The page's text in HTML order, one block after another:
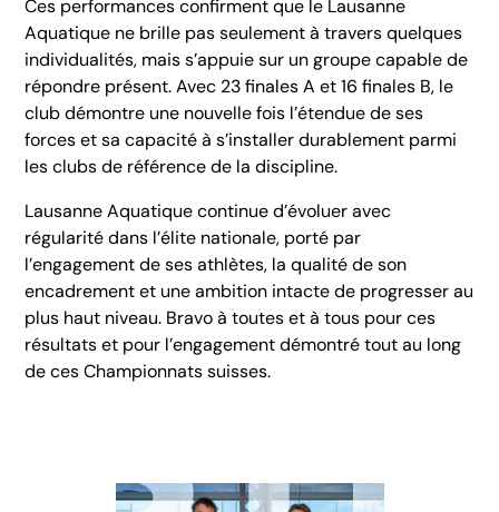
Ces performances confirment que le Lausanne
Aquatique ne brille pas seulement à travers quelques
individualités, mais s’appuie sur un groupe capable de
répondre présent. Avec 23 finales A et 16 finales B, le
club démontre une nouvelle fois l’étendue de ses
forces et sa capacité à s’installer durablement parmi
les clubs de référence de la discipline.
Lausanne Aquatique continue d’évoluer avec
régularité dans l’élite nationale, porté par
l’engagement de ses athlètes, la qualité de son
encadrement et une ambition intacte de progresser au
plus haut niveau. Bravo à toutes et à tous pour ces
résultats et pour l’engagement démontré tout au long
de ces Championnats suisses.